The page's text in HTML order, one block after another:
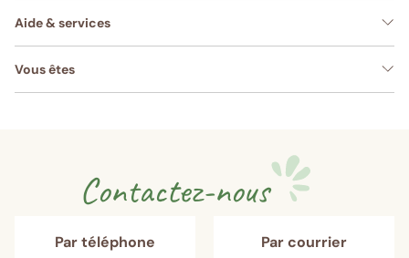
Aide & services
Vous êtes
Contactez-nous
Par téléphone
Par courrier